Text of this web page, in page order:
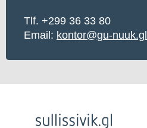
Tlf. +299 36 33 80
Email: kontor@gu-nuuk.gl